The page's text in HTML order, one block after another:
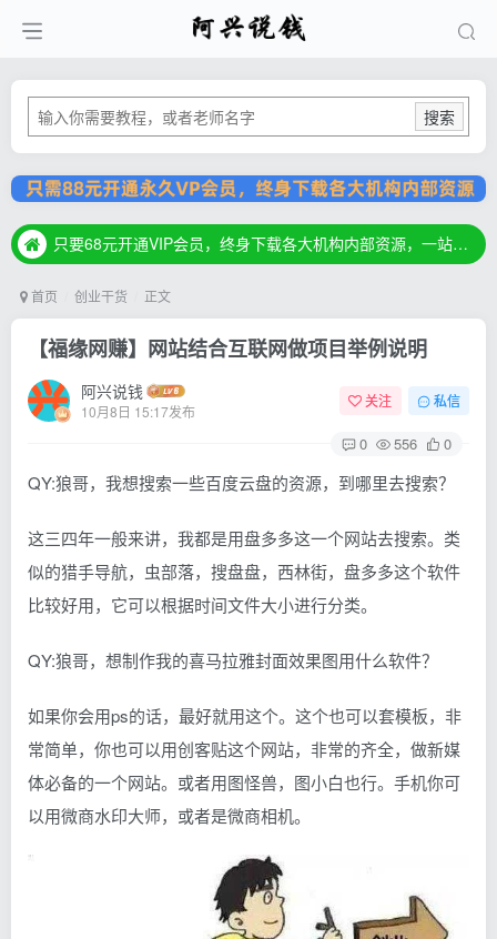
搜索
只要68元开通VIP会员，终身下载各大机构内部资源，一站式草根创业基地，最新最强网赚教程大全，小投入，大回报！
只要68元开通VIP会员，终身下载各大机构内部资源，一站式草根创业基地，最新最强网赚教程大全，小投入，大回报！
只要68元开通VIP会员，终身下载各大机构内部资源，一站式草根创业基地，最新最强网赚教程大全，小投入，大回报！
首页 创业干货 正文
【福缘网赚】网站结合互联网做项目举例说明
阿兴说钱
10月8日 15:17发布
关注 私信
0 556 0
QY:狼哥，我想搜索一些百度云盘的资源，到哪里去搜索？
这三四年一般来讲，我都是用盘多多这一个网站去搜索。类
似的猎手导航，虫部落，搜盘盘，西林街，盘多多这个软件
比较好用，它可以根据时间文件大小进行分类。
QY:狼哥，想制作我的喜马拉雅封面效果图用什么软件？
如果你会用ps的话，最好就用这个。这个也可以套模板，非
常简单，你也可以用创客贴这个网站，非常的齐全，做新媒
体必备的一个网站。或者用图怪兽，图小白也行。手机你可
以用微商水印大师，或者是微商相机。